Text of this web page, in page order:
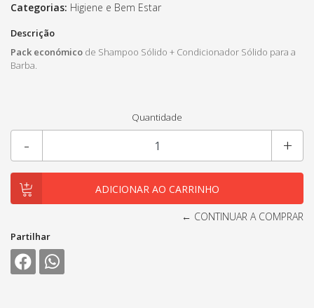
Categorias: Higiene e Bem Estar
Descrição
Pack económico de Shampoo Sólido + Condicionador Sólido para a
Barba.
Quantidade
+
-
← CONTINUAR A COMPRAR
Partilhar